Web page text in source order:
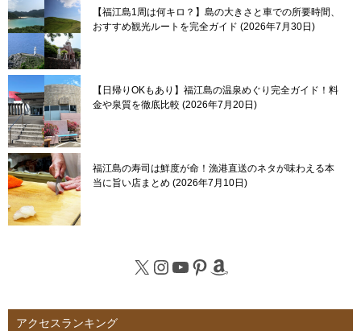
【福江島1周は何キロ？】島の大きさと車での所要時間、
おすすめ観光ルートを完全ガイド 2026年7月30日
【日帰りOKもあり】福江島の温泉めぐり完全ガイド！料
金や泉質を徹底比較 2026年7月20日
福江島の寿司は鮮度が命！漁港直送のネタが味わえる本
当に旨い店まとめ 2026年7月10日
X Instagram
YouTube
Pinterest
Amazon
アクセスランキング